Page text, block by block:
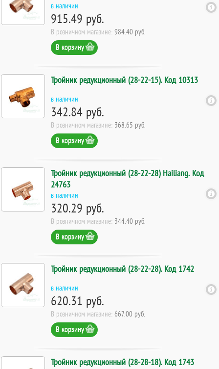
в наличии
915.49 руб.
В розничном магазине: 984.40 руб.
В корзину
Тройник редукционный (28-22-15). Код 10313
в наличии
342.84 руб.
В розничном магазине: 368.65 руб.
В корзину
Тройник редукционный (28-22-28) Hailiang. Код
24763
в наличии
320.29 руб.
В розничном магазине: 344.40 руб.
В корзину
Тройник редукционный (28-22-28). Код 1742
в наличии
620.31 руб.
В розничном магазине: 667.00 руб.
В корзину
Тройник редукционный (28-28-18). Код 1743